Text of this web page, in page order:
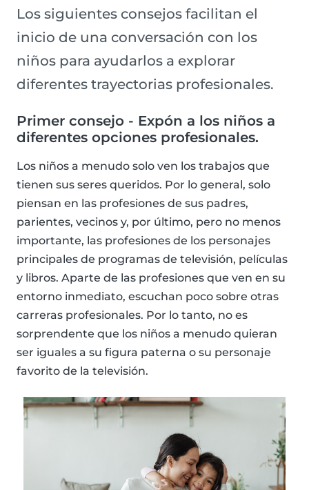
Los siguientes consejos facilitan el
inicio de una conversación con los
niños para ayudarlos a explorar
diferentes trayectorias profesionales.
Primer consejo - Expón a los niños a
diferentes opciones profesionales.
Los niños a menudo solo ven los trabajos que
tienen sus seres queridos. Por lo general, solo
piensan en las profesiones de sus padres,
parientes, vecinos y, por último, pero no menos
importante, las profesiones de los personajes
principales de programas de televisión, películas
y libros. Aparte de las profesiones que ven en su
entorno inmediato, escuchan poco sobre otras
carreras profesionales. Por lo tanto, no es
sorprendente que los niños a menudo quieran
ser iguales a su figura paterna o su personaje
favorito de la televisión.